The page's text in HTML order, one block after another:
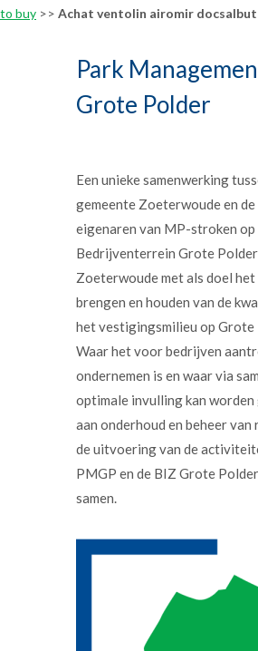
to buy >> Achat ventolin airomir
Park
Grote Polder
Een unieke samenwerking
gemeente Zoeterwoude en de
eigenaren van MP-stroken op
Bedrijventerrein Grote
Zoeterwoude met als doel het
brengen en houden van de
het vestigingsmilieu op Grote
Waar het voor bedrijven
ondernemen is en waar via
optimale invulling kan worden
aan onderhoud en beheer van
de uitvoering van de
PMGP en de BIZ Grote
samen.